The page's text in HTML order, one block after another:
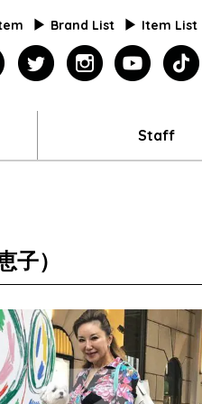
Brand List Item List
youtube
instagram
twitter
facebook
Staff
）